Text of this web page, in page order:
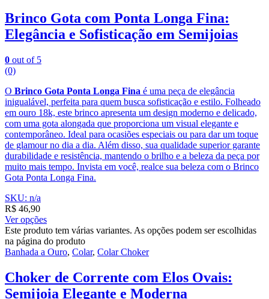
Brinco Gota com Ponta Longa Fina:
Elegância e Sofisticação em Semijoias
0 out of 5
(0)
O Brinco Gota Ponta Longa Fina é uma peça de elegância
inigualável, perfeita para quem busca sofisticação e estilo. Folheado
em ouro 18k, este brinco apresenta um design moderno e delicado,
com uma gota alongada que proporciona um visual elegante e
contemporâneo. Ideal para ocasiões especiais ou para dar um toque
de glamour no dia a dia. Além disso, sua qualidade superior garante
durabilidade e resistência, mantendo o brilho e a beleza da peça por
muito mais tempo. Invista em você, realce sua beleza com o Brinco
Gota Ponta Longa Fina.
SKU: n/a
R$ 46,90
Ver opções
Este produto tem várias variantes. As opções podem ser escolhidas
na página do produto
Banhada a Ouro, Colar, Colar Choker
Choker de Corrente com Elos Ovais:
Semijoia Elegante e Moderna